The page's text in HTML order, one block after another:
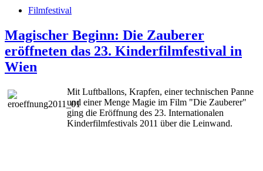
Filmfestival
Magischer Beginn: Die Zauberer
eröffneten das 23. Kinderfilmfestival in
Wien
Mit Luftballons, Krapfen, einer technischen Panne
und einer Menge Magie im Film "Die Zauberer"
ging die Eröffnung des 23. Internationalen
Kinderfilmfestivals 2011 über die Leinwand.